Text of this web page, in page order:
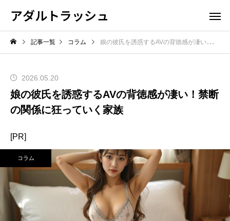
アダルトラッシュ
記事一覧 コラム 娘の彼氏を誘惑するAVの背徳感が凄い！禁断の関係に狂っていく家族
2026.05.20
娘の彼氏を誘惑するAVの背徳感が凄い！禁断
の関係に狂っていく家族
[PR]
コラム